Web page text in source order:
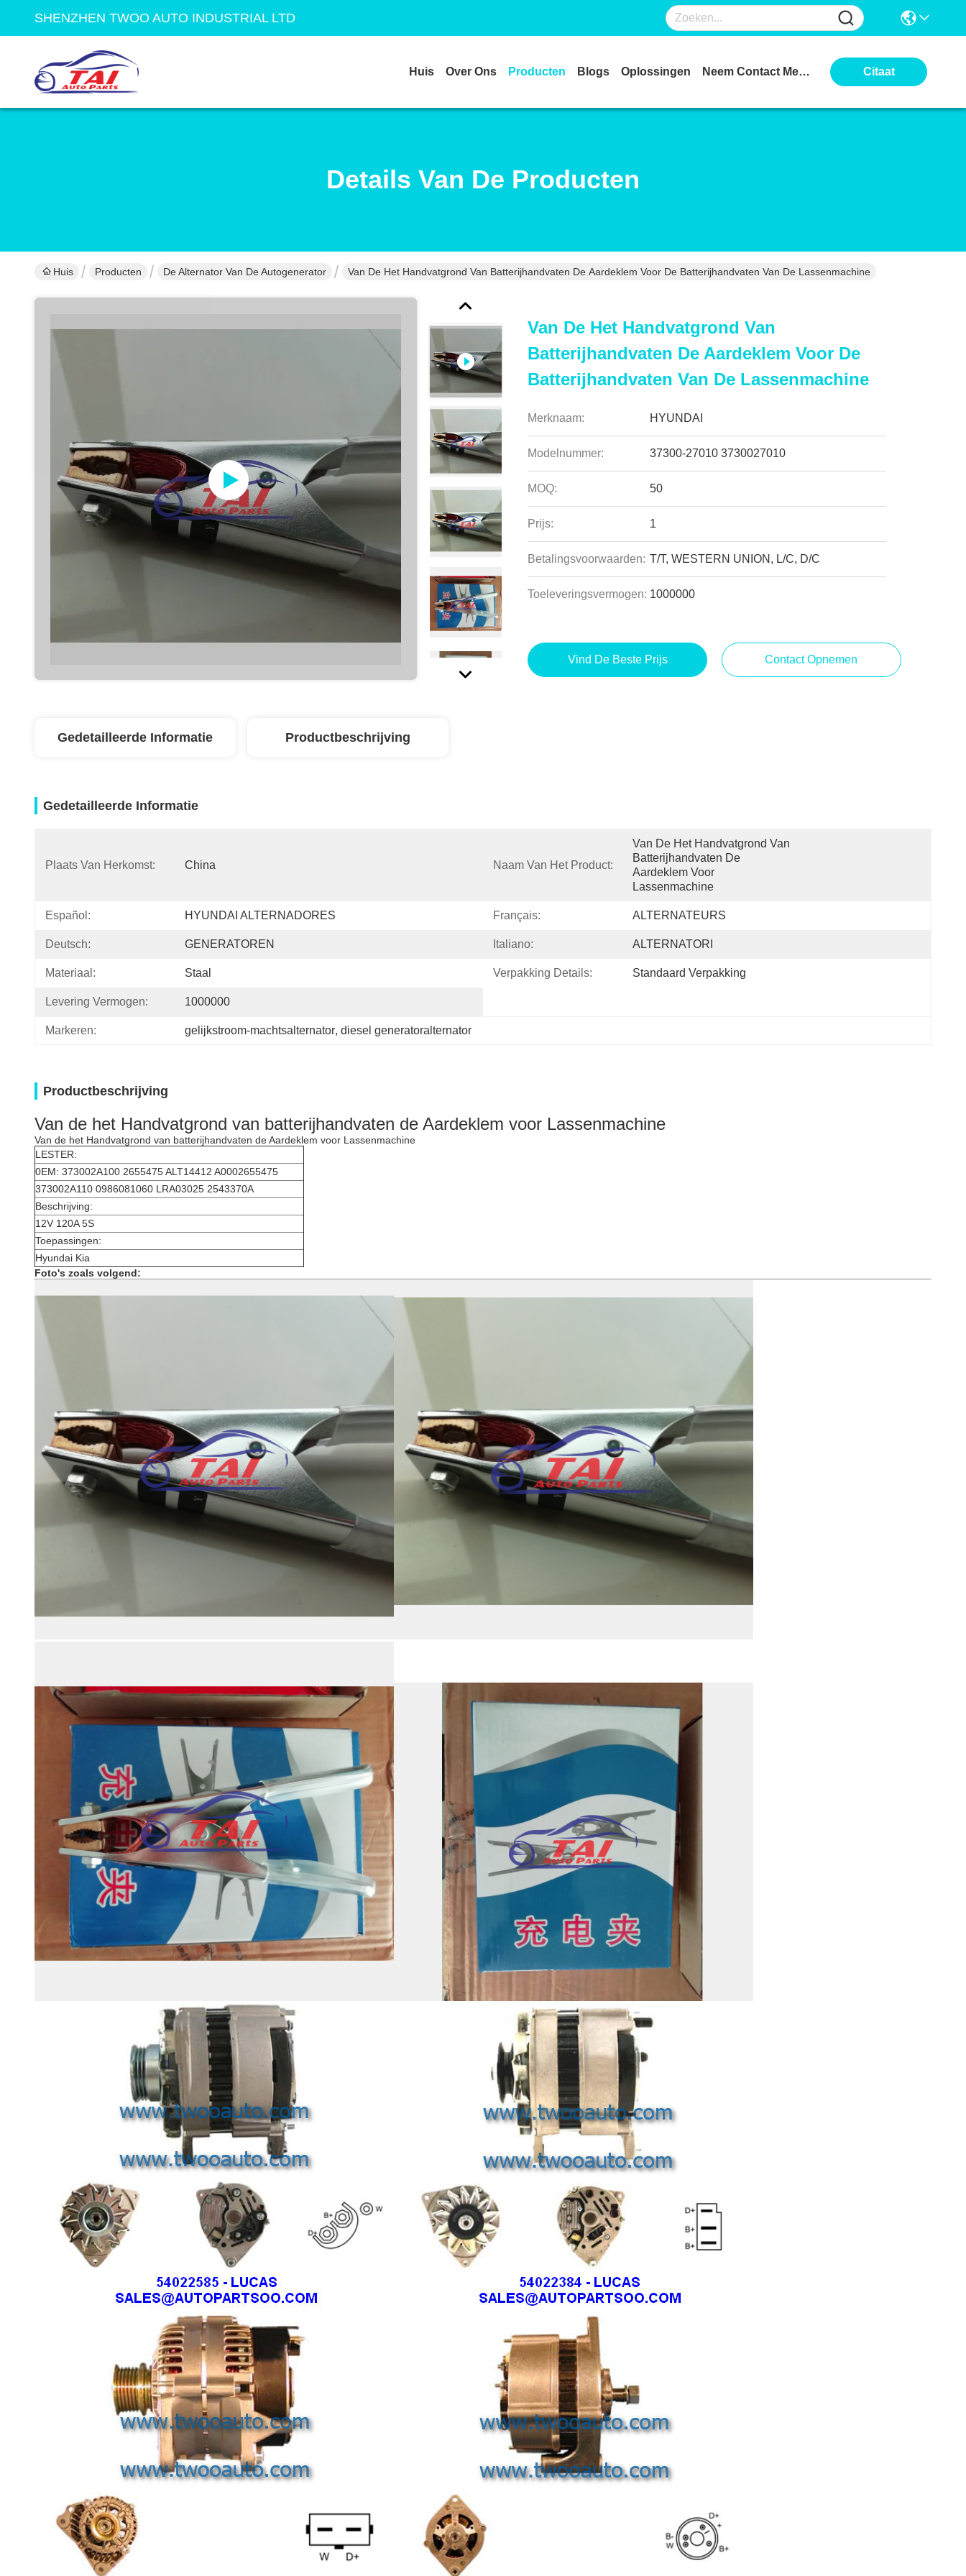
SHENZHEN TWOO AUTO INDUSTRIAL LTD
Huis Over Ons Producten Blogs Oplossingen Neem Contact Met Ons Op Citaat
Details Van De Producten
Huis Producten De Alternator Van De Autogenerator Van De Het Handvatgrond Van Batterijhandvaten De Aardeklem Voor De Batterijhandvaten Van De Lassenmachine
Van De Het Handvatgrond Van
Batterijhandvaten De Aardeklem Voor De
Batterijhandvaten Van De Lassenmachine
Merknaam: HYUNDAI
Modelnummer: 37300-27010 3730027010
MOQ: 50
Prijs: 1
Betalingsvoorwaarden: T/T, WESTERN UNION, L/C, D/C
Toeleveringsvermogen: 1000000
Vind De Beste Prijs Contact Opnemen
Gedetailleerde Informatie Productbeschrijving
Gedetailleerde Informatie
Plaats Van Herkomst: China Naam Van Het Product:
Van De Het Handvatgrond Van
Batterijhandvaten De
Aardeklem Voor
Lassenmachine
Español: HYUNDAI ALTERNADORES Français: ALTERNATEURS
Deutsch: GENERATOREN Italiano: ALTERNATORI
Materiaal: Staal Verpakking Details: Standaard Verpakking
Levering Vermogen: 1000000
Markeren: gelijkstroom-machtsalternator, diesel generatoralternator
Productbeschrijving
Van de het Handvatgrond van batterijhandvaten de Aardeklem voor Lassenmachine
Van de het Handvatgrond van batterijhandvaten de Aardeklem voor Lassenmachine
LESTER:
0EM: 373002A100 2655475 ALT14412 A0002655475
373002A110 0986081060 LRA03025 2543370A
Beschrijving:
12V 120A 5S
Toepassingen:
Hyundai Kia
Foto's zoals volgend: